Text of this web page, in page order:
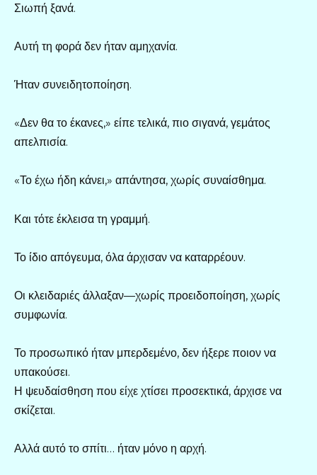
Σιωπή ξανά.
Αυτή τη φορά δεν ήταν αμηχανία.
Ήταν συνειδητοποίηση.
«Δεν θα το έκανες,» είπε τελικά, πιο σιγανά, γεμάτος
απελπισία.
«Το έχω ήδη κάνει,» απάντησα, χωρίς συναίσθημα.
Και τότε έκλεισα τη γραμμή.
Το ίδιο απόγευμα, όλα άρχισαν να καταρρέουν.
Οι κλειδαριές άλλαξαν—χωρίς προειδοποίηση, χωρίς
συμφωνία.
Το προσωπικό ήταν μπερδεμένο, δεν ήξερε ποιον να
υπακούσει.
Η ψευδαίσθηση που είχε χτίσει προσεκτικά, άρχισε να
σκίζεται.
Αλλά αυτό το σπίτι… ήταν μόνο η αρχή.